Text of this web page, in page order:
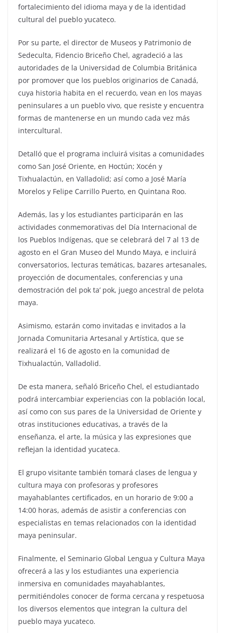
fortalecimiento del idioma maya y de la identidad
cultural del pueblo yucateco.
Por su parte, el director de Museos y Patrimonio de
Sedeculta, Fidencio Briceño Chel, agradeció a las
autoridades de la Universidad de Columbia Británica
por promover que los pueblos originarios de Canadá,
cuya historia habita en el recuerdo, vean en los mayas
peninsulares a un pueblo vivo, que resiste y encuentra
formas de mantenerse en un mundo cada vez más
intercultural.
Detalló que el programa incluirá visitas a comunidades
como San José Oriente, en Hoctún; Xocén y
Tixhualactún, en Valladolid; así como a José María
Morelos y Felipe Carrillo Puerto, en Quintana Roo.
Además, las y los estudiantes participarán en las
actividades conmemorativas del Día Internacional de
los Pueblos Indígenas, que se celebrará del 7 al 13 de
agosto en el Gran Museo del Mundo Maya, e incluirá
conversatorios, lecturas temáticas, bazares artesanales,
proyección de documentales, conferencias y una
demostración del pok ta’ pok, juego ancestral de pelota
maya.
Asimismo, estarán como invitadas e invitados a la
Jornada Comunitaria Artesanal y Artística, que se
realizará el 16 de agosto en la comunidad de
Tixhualactún, Valladolid.
De esta manera, señaló Briceño Chel, el estudiantado
podrá intercambiar experiencias con la población local,
así como con sus pares de la Universidad de Oriente y
otras instituciones educativas, a través de la
enseñanza, el arte, la música y las expresiones que
reflejan la identidad yucateca.
El grupo visitante también tomará clases de lengua y
cultura maya con profesoras y profesores
mayahablantes certificados, en un horario de 9:00 a
14:00 horas, además de asistir a conferencias con
especialistas en temas relacionados con la identidad
maya peninsular.
Finalmente, el Seminario Global Lengua y Cultura Maya
ofrecerá a las y los estudiantes una experiencia
inmersiva en comunidades mayahablantes,
permitiéndoles conocer de forma cercana y respetuosa
los diversos elementos que integran la cultura del
pueblo maya yucateco.